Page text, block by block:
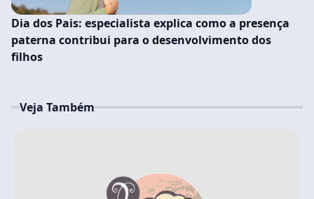
Dia dos Pais: especialista explica como a presença
paterna contribui para o desenvolvimento dos
filhos
Veja Também